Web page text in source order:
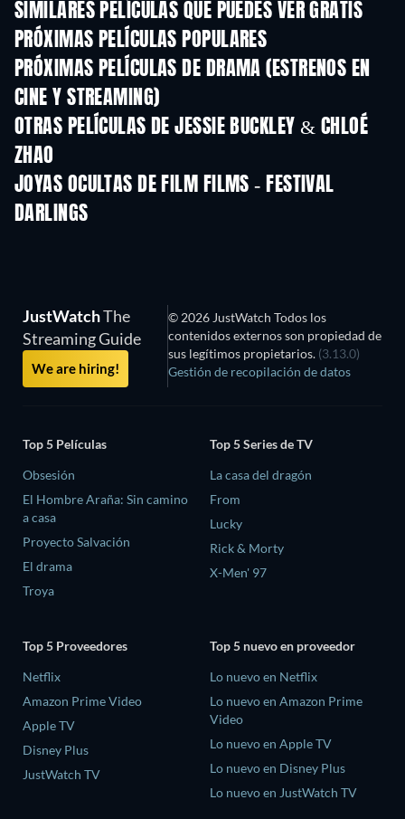
SIMILARES PELÍCULAS QUE PUEDES VER GRATIS
PRÓXIMAS PELÍCULAS POPULARES
PRÓXIMAS PELÍCULAS DE DRAMA (ESTRENOS EN
CINE Y STREAMING)
OTRAS PELÍCULAS DE JESSIE BUCKLEY & CHLOÉ
ZHAO
JOYAS OCULTAS DE FILM FILMS - FESTIVAL
DARLINGS
JustWatchThe
Streaming Guide
We are hiring!
© 2026 JustWatch Todos los
contenidos externos son propiedad de
sus legítimos propietarios. (3.13.0)
Gestión de recopilación de datos
Top 5 Películas
Obsesión
El Hombre Araña: Sin camino
a casa
Proyecto Salvación
El drama
Troya
Top 5 Series de TV
La casa del dragón
From
Lucky
Rick & Morty
X-Men' 97
Top 5 Proveedores
Netflix
Amazon Prime Video
Apple TV
Disney Plus
JustWatch TV
Top 5 nuevo en proveedor
Lo nuevo en Netflix
Lo nuevo en Amazon Prime
Video
Lo nuevo en Apple TV
Lo nuevo en Disney Plus
Lo nuevo en JustWatch TV